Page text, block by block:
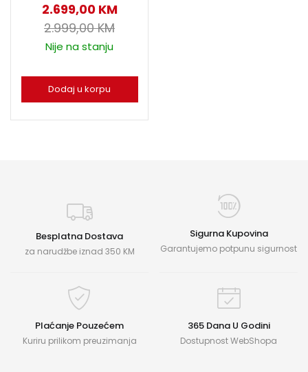
2.699,00 KM
2.999,00KM
Nije na stanju
Dodaj u korpu
Besplatna Dostava
za narudžbe iznad 350 KM
Sigurna Kupovina
Garantujemo potpunu sigurnost
Plaćanje Pouzećem
Kuriru prilikom preuzimanja
365 Dana U Godini
Dostupnost WebShopa